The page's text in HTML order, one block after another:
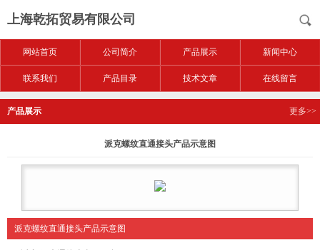
上海乾拓贸易有限公司
网站首页 公司简介 产品展示 新闻中心
联系我们 产品目录 技术文章 在线留言
产品展示 更多>>
派克螺纹直通接头产品示意图
派克螺纹直通接头产品示意图